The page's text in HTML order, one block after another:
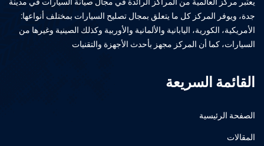
جدة، ويوفر المركز كل ما يتعلق بمجال تصليح السيارات بمختلف أنواعها:
الأمريكية، الكورية، اليابانية والألمانية والأوربية وكذلك الصينية وغيرها من
السيارات، كما أن المركز مجهز بأحدث الأجهزة والتقنيات
القائمة السريعة
الصفحة الرئيسية
المقالات